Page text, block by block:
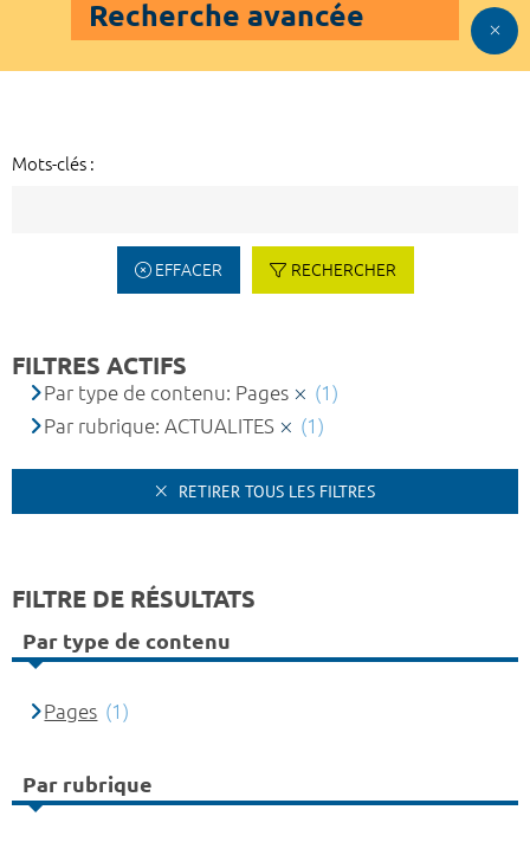
Recherche avancée
Mots-clés :
EFFACER RECHERCHER
FILTRES ACTIFS
Par type de contenu: Pages
(1)
Par rubrique: ACTUALITES
(1)
RETIRER TOUS LES FILTRES
FILTRE DE RÉSULTATS
Par type de contenu
Pages (1)
Par rubrique